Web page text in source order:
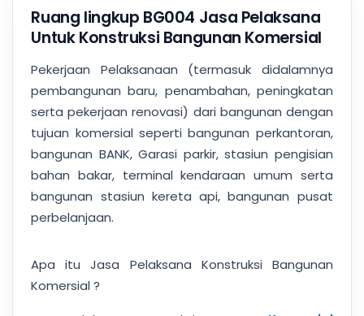
Ruang lingkup BG004 Jasa Pelaksana
Untuk Konstruksi Bangunan Komersial
Pekerjaan Pelaksanaan (termasuk didalamnya
pembangunan baru, penambahan, peningkatan
serta pekerjaan renovasi) dari bangunan dengan
tujuan komersial seperti bangunan perkantoran,
bangunan BANK, Garasi parkir, stasiun pengisian
bahan bakar, terminal kendaraan umum serta
bangunan stasiun kereta api, bangunan pusat
perbelanjaan.
Apa itu Jasa Pelaksana Konstruksi Bangunan
Komersial ?